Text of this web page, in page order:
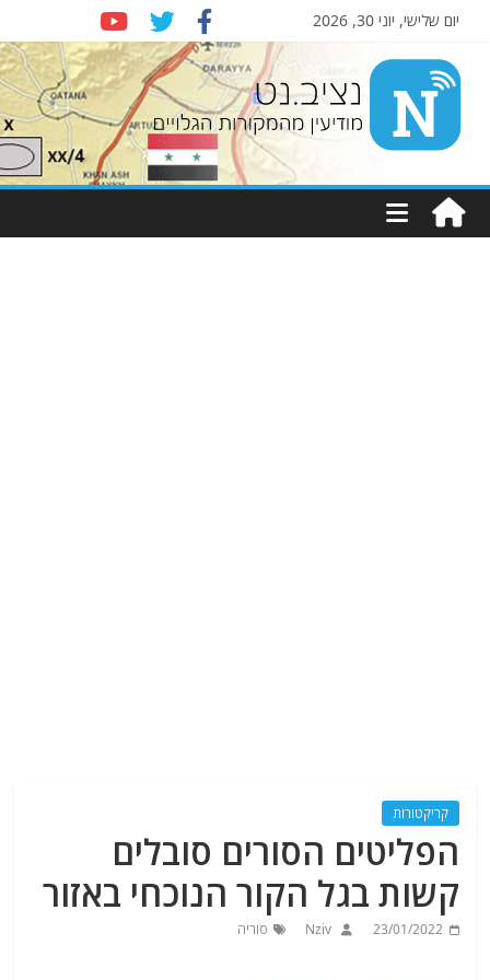
יום שלישי, יוני 30, 2026
Nziv.net
מודיעין
מהמקורות
קריקטורות
הפליטים הסורים סובלים
קשות בגל הקור הנוכחי באזור
23/01/2022
Nziv סוריה